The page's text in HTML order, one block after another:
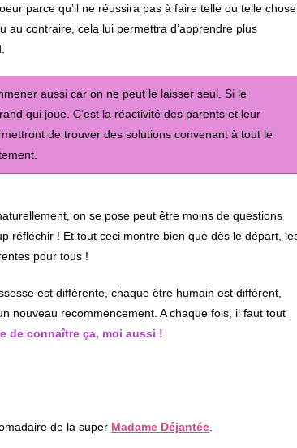
parce qu’il ne réussira pas à faire telle ou telle
au contraire, cela lui permettra d’apprendre plus
aussi car on ne peut le laisser seul. Si le
qui joue. C’est la réactivité des parents et leur
de trouver des solutions convenant à tout le
on se pose peut être moins de questions
réfléchir ! Et tout ceci montre bien que dès le départ,
pour tous !
est différente, chaque être humain est différent,
nouveau recommencement. A chaque fois, il faut tout
de connaître ça, moi aussi !
de la super Madame Déjantée